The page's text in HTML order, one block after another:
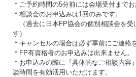
＊ご予約時間の5分前には会場受付までお
＊相談会のお申込みは1回のみです。
（過去に日本FP協会の個別相談会を受
す）
＊キャンセルの場合は必ず事前にご連絡
＊FP有資格者のお申込みは出来ません。
＊お申込みの際に『具体的なご相談内容
談時間を有効活用いただけます。